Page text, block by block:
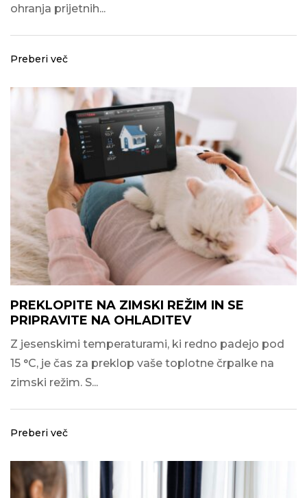
ohranja prijetnih...
Preberi več
PREKLOPITE NA ZIMSKI REŽIM IN SE
PRIPRAVITE NA OHLADITEV
Z jesenskimi temperaturami, ki redno padejo pod
15 °C, je čas za preklop vaše toplotne črpalke na
zimski režim. S...
Preberi več